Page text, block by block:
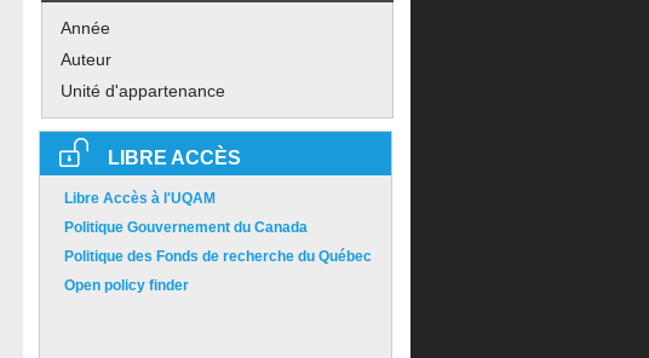
Année
Auteur
Unité d'appartenance
LIBRE ACCÈS
Libre Accès à l'UQAM
Politique Gouvernement du Canada
Politique des Fonds de recherche du Québec
Open policy finder